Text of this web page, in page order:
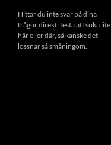
Hittar du inte svar på dina
frågor direkt, testa att söka lite
här eller där, så kanske det
lossnar så småningom.